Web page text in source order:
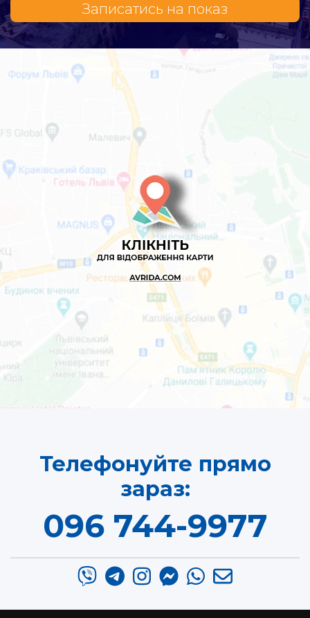
Записатись на показ
Телефонуйте прямо
зараз:
096 744-9977